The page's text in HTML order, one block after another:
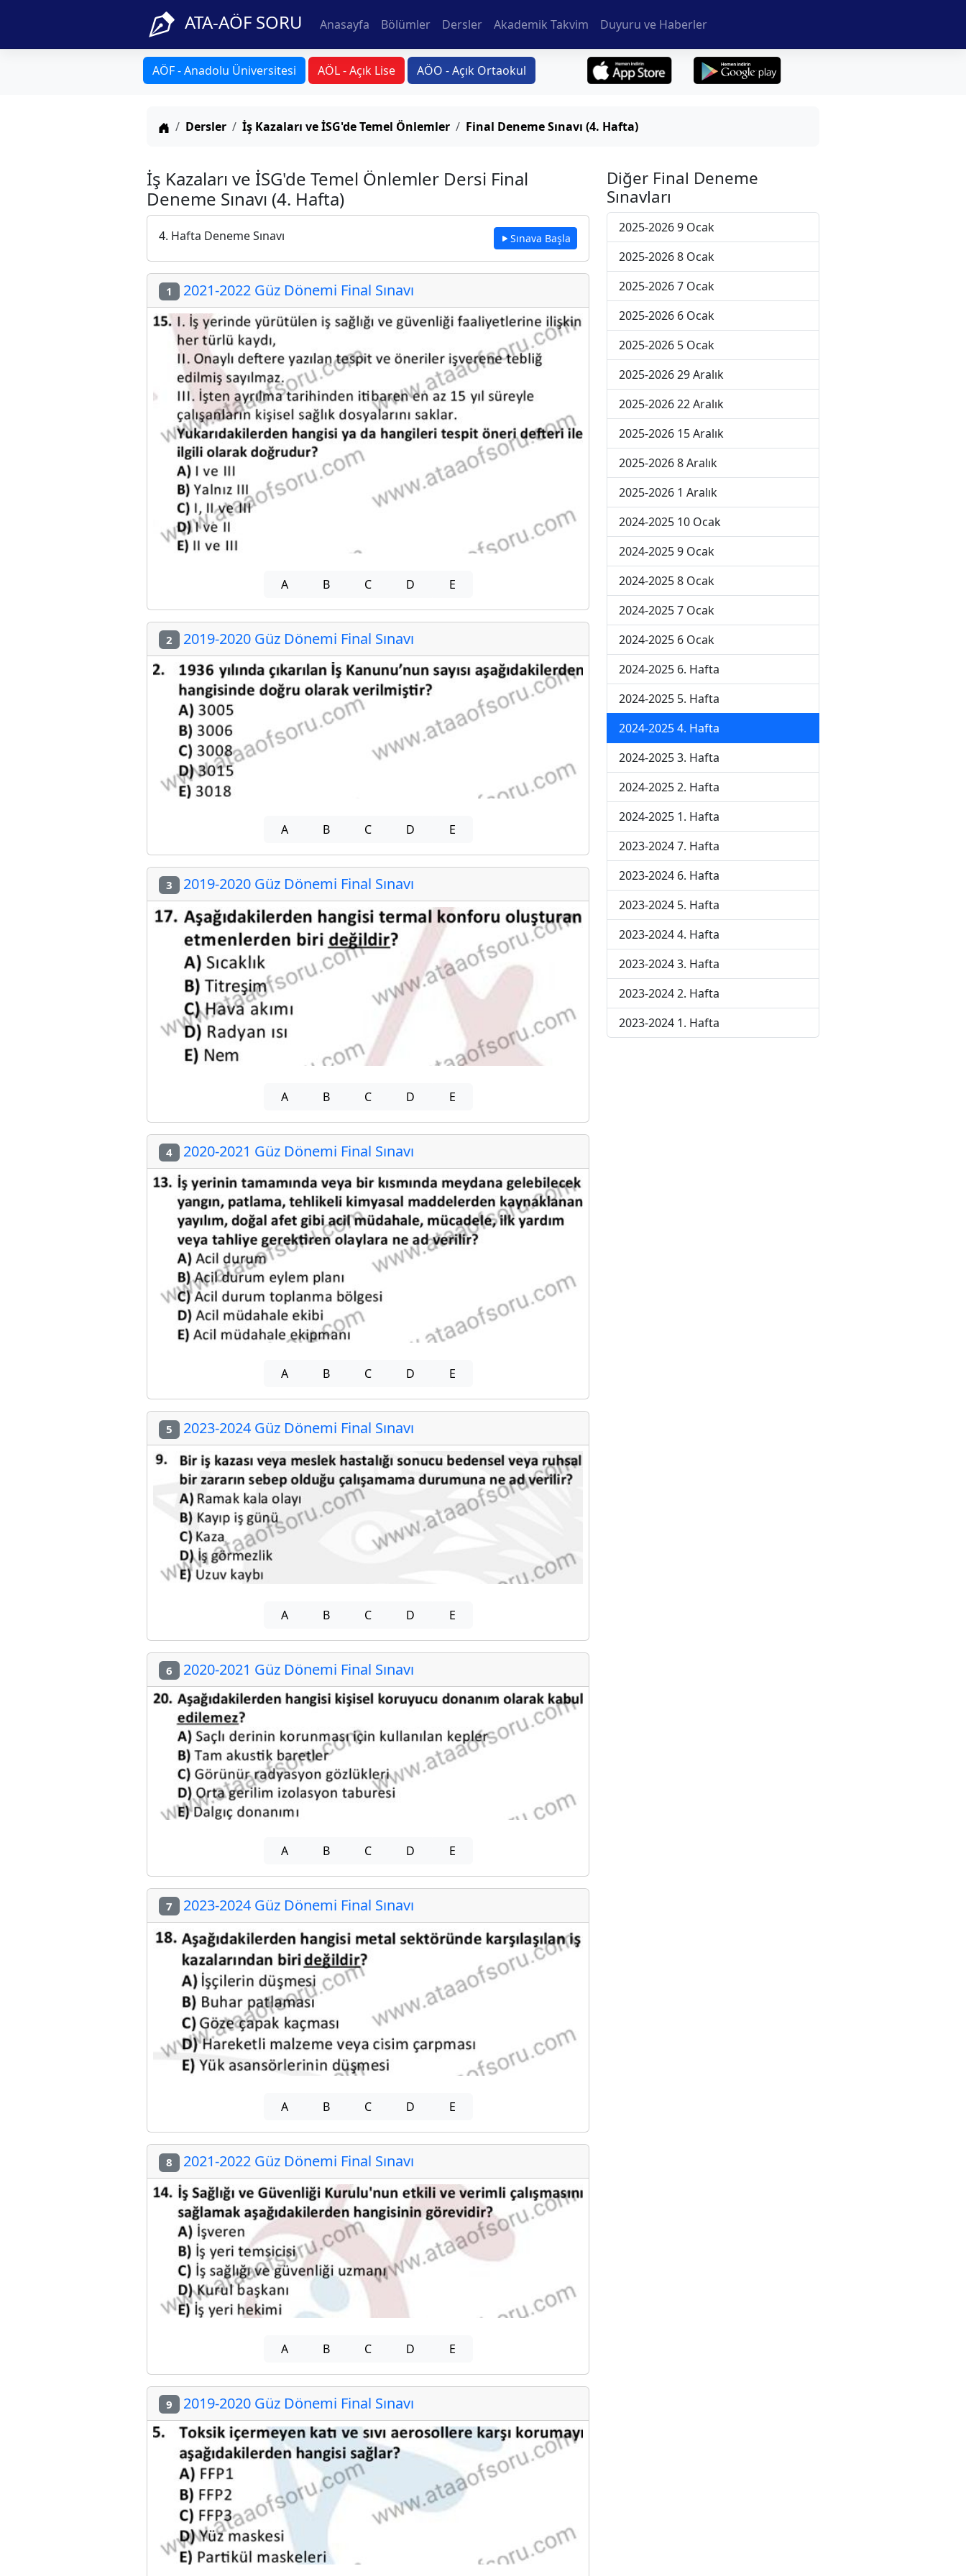
ATA-AÖF SORU Anasayfa Bölümler Dersler Akademik Takvim Duyuru ve Haberler
AÖF - Anadolu Üniversitesi AÖL - Açık Lise AÖO - Açık Ortaokul
Anasayfa
Dersler İş Kazaları ve İSG'de Temel Önlemler Final Deneme Sınavı (4. Hafta)
İş Kazaları ve İSG'de Temel Önlemler Dersi Final
Deneme Sınavı (4. Hafta)
4. Hafta Deneme Sınavı Sınava Başla
1 2021-2022 Güz Dönemi Final Sınavı
A B C D E
2 2019-2020 Güz Dönemi Final Sınavı
A B C D E
3 2019-2020 Güz Dönemi Final Sınavı
A B C D E
4 2020-2021 Güz Dönemi Final Sınavı
A B C D E
5 2023-2024 Güz Dönemi Final Sınavı
A B C D E
6 2020-2021 Güz Dönemi Final Sınavı
A B C D E
7 2023-2024 Güz Dönemi Final Sınavı
A B C D E
8 2021-2022 Güz Dönemi Final Sınavı
A B C D E
9 2019-2020 Güz Dönemi Final Sınavı
Diğer Final Deneme
Sınavları
2025-2026 9 Ocak
2025-2026 8 Ocak
2025-2026 7 Ocak
2025-2026 6 Ocak
2025-2026 5 Ocak
2025-2026 29 Aralık
2025-2026 22 Aralık
2025-2026 15 Aralık
2025-2026 8 Aralık
2025-2026 1 Aralık
2024-2025 10 Ocak
2024-2025 9 Ocak
2024-2025 8 Ocak
2024-2025 7 Ocak
2024-2025 6 Ocak
2024-2025 6. Hafta
2024-2025 5. Hafta
2024-2025 4. Hafta
2024-2025 3. Hafta
2024-2025 2. Hafta
2024-2025 1. Hafta
2023-2024 7. Hafta
2023-2024 6. Hafta
2023-2024 5. Hafta
2023-2024 4. Hafta
2023-2024 3. Hafta
2023-2024 2. Hafta
2023-2024 1. Hafta